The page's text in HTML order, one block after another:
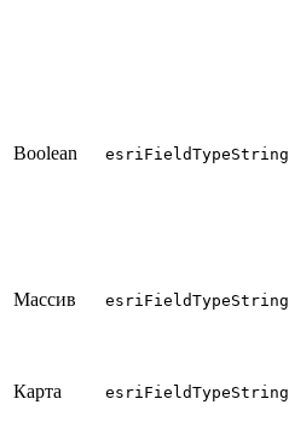
Boolean esriFieldTypeString
Массив esriFieldTypeString
Карта esriFieldTypeString